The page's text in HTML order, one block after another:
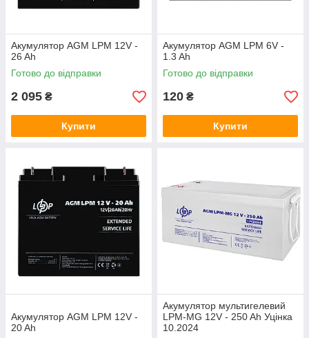
Акумулятор AGM LPM 12V -
26 Ah
Готово до відправки
2 095 ₴
Купити
Акумулятор AGM LPM 6V -
1.3 Ah
Готово до відправки
120 ₴
Купити
Акумулятор AGM LPM 12V -
20 Ah
Акумулятор мультигелевий
LPM-MG 12V - 250 Ah Уцінка
10.2024